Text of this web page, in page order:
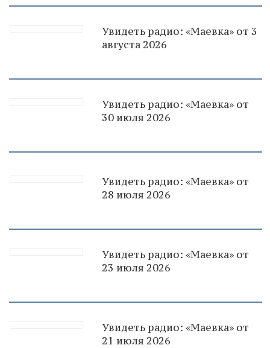
Увидеть радио: «Маевка» от 3
августа 2026
Увидеть радио: «Маевка» от
30 июля 2026
Увидеть радио: «Маевка» от
28 июля 2026
Увидеть радио: «Маевка» от
23 июля 2026
Увидеть радио: «Маевка» от
21 июля 2026